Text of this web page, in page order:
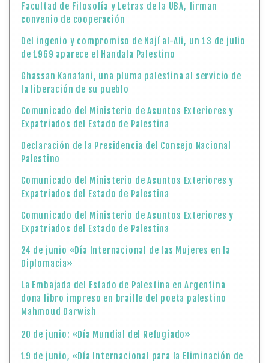
Facultad de Filosofía y Letras de la UBA, firman
convenio de cooperación
Del ingenio y compromiso de Nají al-Ali, un 13 de julio
de 1969 aparece el Handala Palestino
Ghassan Kanafani, una pluma palestina al servicio de
la liberación de su pueblo
Comunicado del Ministerio de Asuntos Exteriores y
Expatriados del Estado de Palestina
Declaración de la Presidencia del Consejo Nacional
Palestino
Comunicado del Ministerio de Asuntos Exteriores y
Expatriados del Estado de Palestina
Comunicado del Ministerio de Asuntos Exteriores y
Expatriados del Estado de Palestina
24 de junio «Día Internacional de las Mujeres en la
Diplomacia»
La Embajada del Estado de Palestina en Argentina
dona libro impreso en braille del poeta palestino
Mahmoud Darwish
20 de junio: «Día Mundial del Refugiado»
19 de junio, «Día Internacional para la Eliminación de